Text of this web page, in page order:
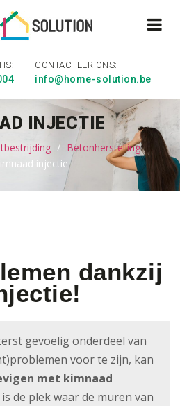
CONTACTEER ONS:
info@home-solution.be
INJECTIE
Betonherstelling
injectie
dankzij
gevoelig onderdeel van
voor te zijn, kan
met kimnaad
de plek waar de muren van